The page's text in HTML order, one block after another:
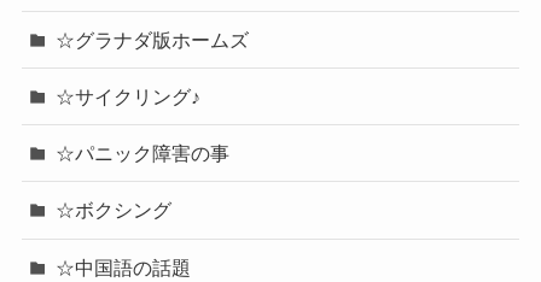
☆グラナダ版ホームズ
☆サイクリング♪
☆パニック障害の事
☆ボクシング
☆中国語の話題